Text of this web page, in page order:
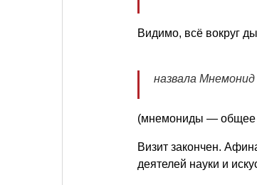
Видимо, всё вокруг
назвала
(мнемониды — общее
Визит закончен.
деятелей науки и